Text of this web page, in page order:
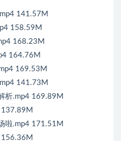
141.57M
158.59M
168.23M
164.76M
169.53M
141.73M
析.mp4 169.89M
啦.mp4 171.51M